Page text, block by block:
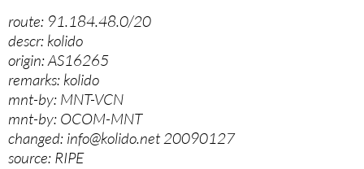
route: 91.184.48.0/20
descr: kolido
origin: AS16265
remarks: kolido
mnt-by: MNT-VCN
mnt-by: OCOM-MNT
changed: info@kolido.net 20090127
source: RIPE